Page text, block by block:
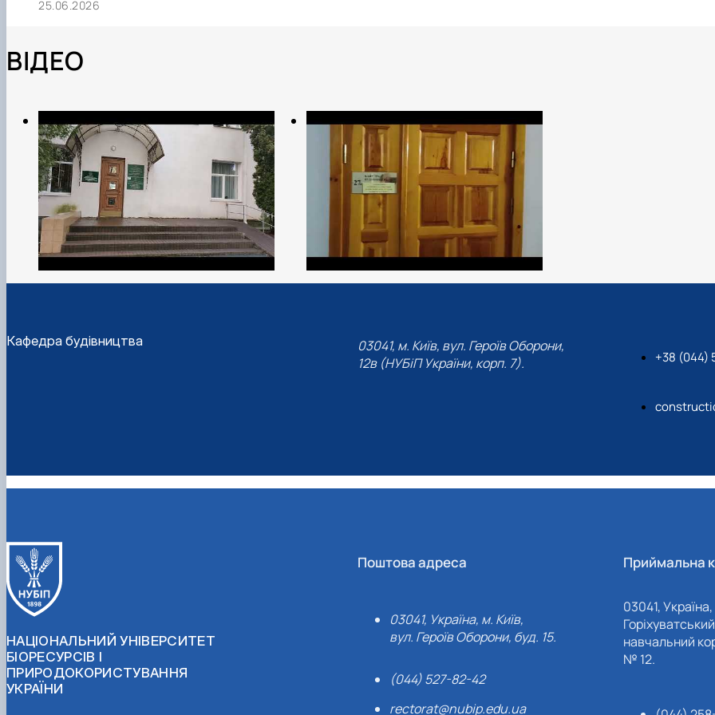
25.06.2026
ВІДЕО
Кафедра будівництва
03041, м. Київ, вул. Героїв Оборони,
12в (НУБіП України, корп. 7).
+38 (044)
НАЦІОНАЛЬНИЙ УНІВЕРСИТЕТ
БІОРЕСУРСІВ І
ПРИРОДОКОРИСТУВАННЯ
УКРАЇНИ
Поштова адреса
03041, Україна, м. Київ,
вул. Героїв Оборони, буд. 15.
(044) 527-82-42
rectorat@nubip.edu.ua
Приймальна
03041,
навчальний
№ 12.